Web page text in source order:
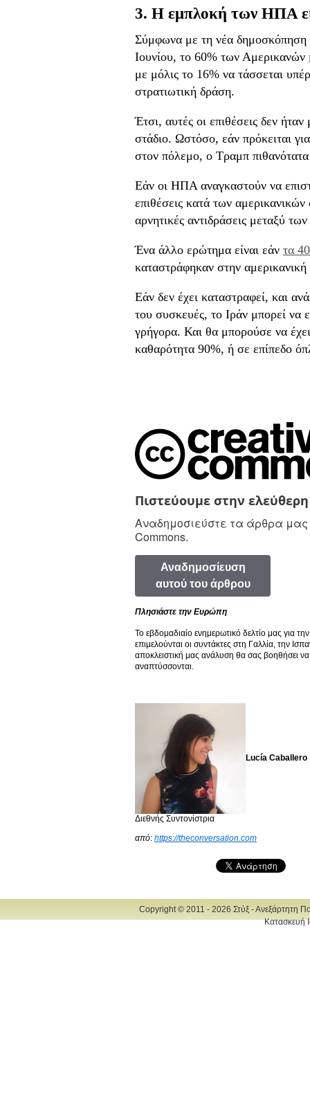
3. Η εμπλοκή των ΗΠΑ
Σύμφωνα με τη νέα δημοσκόπηση
Ιουνίου, το 60% των Αμερικανών
με μόλις το 16% να τάσσεται
στρατιωτική δράση.
Έτσι, αυτές οι επιθέσεις δεν
στάδιο. Ωστόσο, εάν πρόκειται
στον πόλεμο, ο Τραμπ
Εάν οι ΗΠΑ αναγκαστούν να
επιθέσεις κατά των
αρνητικές αντιδράσεις μεταξύ
Ένα άλλο ερώτημα είναι εάν τα
καταστράφηκαν στην αμερικανική
Εάν δεν έχει καταστραφεί, και
του συσκευές, το Ιράν μπορεί να
γρήγορα. Και θα μπορούσε να
καθαρότητα 90%, ή σε επίπεδο
Πιστεύουμε στην
Αναδημοσιεύστε τα άρθρα
Commons.
Αναδημοσίευση
αυτού του άρθρου
Πλησιάστε την Ευρώπη
Το εβδομαδιαίο ενημερωτικό δελτίο μας για
επιμελούνται οι συντάκτες στη Γαλλία, την
αποκλειστική μας ανάλυση θα σας βοηθήσει
αναπτύσσονται.
Lucía Caballero
Διεθνής Συντονίστρια
από: https://theconversation.com
Copyright © 2011 - 2026 Στύξ - Ανεξάρτητη
Κατασκευή